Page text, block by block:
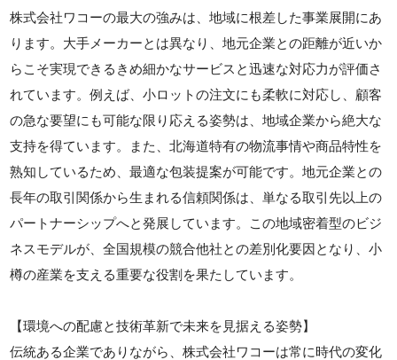
株式会社ワコーの最大の強みは、地域に根差した事業展開にあ
ります。大手メーカーとは異なり、地元企業との距離が近いか
らこそ実現できるきめ細かなサービスと迅速な対応力が評価さ
れています。例えば、小ロットの注文にも柔軟に対応し、顧客
の急な要望にも可能な限り応える姿勢は、地域企業から絶大な
支持を得ています。また、北海道特有の物流事情や商品特性を
熟知しているため、最適な包装提案が可能です。地元企業との
長年の取引関係から生まれる信頼関係は、単なる取引先以上の
パートナーシップへと発展しています。この地域密着型のビジ
ネスモデルが、全国規模の競合他社との差別化要因となり、小
樽の産業を支える重要な役割を果たしています。
【環境への配慮と技術革新で未来を見据える姿勢】
伝統ある企業でありながら、株式会社ワコーは常に時代の変化